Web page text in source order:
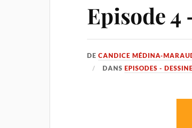
Episode 4
DECANDICE MÉDINA-
DANSEPISODES -